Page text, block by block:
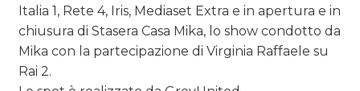
DATI
RICERCHE
Italia 1, Rete 4, Iris, Mediaset Extra e in apertura e in
chiusura di Stasera Casa Mika, lo show condotto da
Mika con la partecipazione di Virginia Raffaele su
Rai 2.